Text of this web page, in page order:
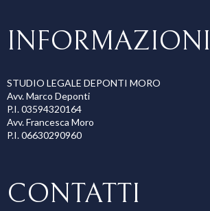
INFORMAZIONI
STUDIO LEGALE DEPONTI MORO
Avv. Marco Deponti
P.I. 03594320164
Avv. Francesca Moro
P.I. 06630290960
CONTATTI